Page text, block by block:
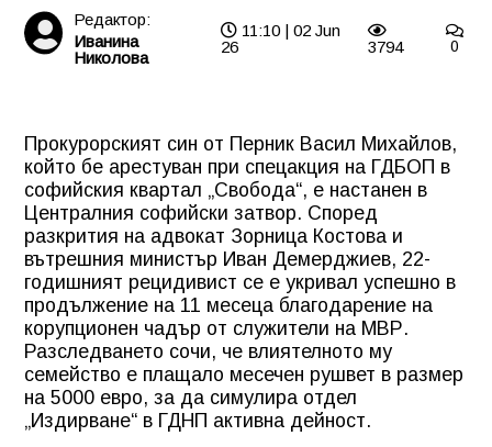
Редактор:
Иванина
Николова
11:10 | 02 Jun
26
3794 0
Прокурорският син от Перник Васил Михайлов,
който бе арестуван при спецакция на ГДБОП в
софийския квартал „Свобода“, е настанен в
Централния софийски затвор. Според
разкрития на адвокат Зорница Костова и
вътрешния министър Иван Демерджиев, 22-
годишният рецидивист се е укривал успешно в
продължение на 11 месеца благодарение на
корупционен чадър от служители на МВР.
Разследването сочи, че влиятелното му
семейство е плащало месечен рушвет в размер
на 5000 евро, за да симулира отдел
„Издирване“ в ГДНП активна дейност.